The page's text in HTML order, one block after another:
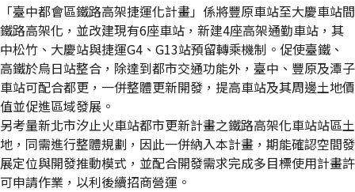
「臺中都會區鐵路高架捷運化計畫」係將豐原車站至大慶車站間
鐵路高架化，並改建現有6座車站，新建4座高架通勤車站，其
中松竹、大慶站與捷運G4、G13站預留轉乘機制。促使臺鐵、
高鐵於烏日站整合，除達到都市交通功能外，臺中、豐原及潭子
車站可配合都更，一併整體更新開發，提高車站及其周邊土地價
值並促進區域發展。
另考量新北市汐止火車站都市更新計畫之鐵路高架化車站站區土
地，同需進行整體規劃，因此一併納入本計畫，期能確認空間發
展定位與開發推動模式，並配合開發需求完成多目標使用計畫許
可申請作業，以利後續招商營運。